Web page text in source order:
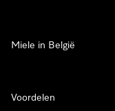
Miele in België
Voordelen